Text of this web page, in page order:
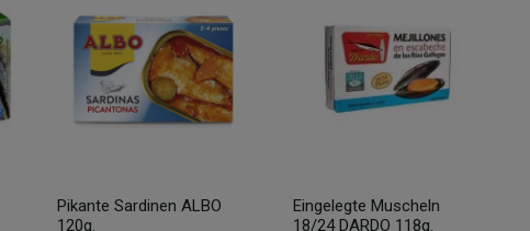
Pikante Sardinen ALBO
120g.
Eingelegte Muscheln
18/24 DARDO 118g.